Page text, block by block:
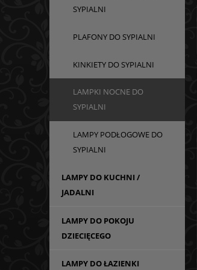
SYPIALNI
PLAFONY DO SYPIALNI
KINKIETY DO SYPIALNI
LAMPKI NOCNE DO
SYPIALNI
LAMPY PODŁOGOWE DO
SYPIALNI
LAMPY DO KUCHNI /
JADALNI
LAMPY DO POKOJU
DZIECIĘCEGO
LAMPY DO ŁAZIENKI